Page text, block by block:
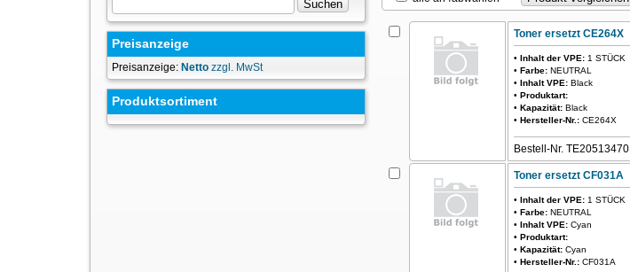
Preisanzeige
Preisanzeige: Netto zzgl. MwSt
Produktsortiment
Toner ersetzt CE264X
• Inhalt der VPE: 1 STÜCK
• Farbe: NEUTRAL
• Inhalt VPE: Black
• Produktart:
• Kapazität: Black
• Hersteller-Nr.: CE264X
Bestell-Nr. TE20513470
Toner ersetzt CF031A
• Inhalt der VPE: 1 STÜCK
• Farbe: NEUTRAL
• Inhalt VPE: Cyan
• Produktart:
• Kapazität: Cyan
• Hersteller-Nr.: CF031A